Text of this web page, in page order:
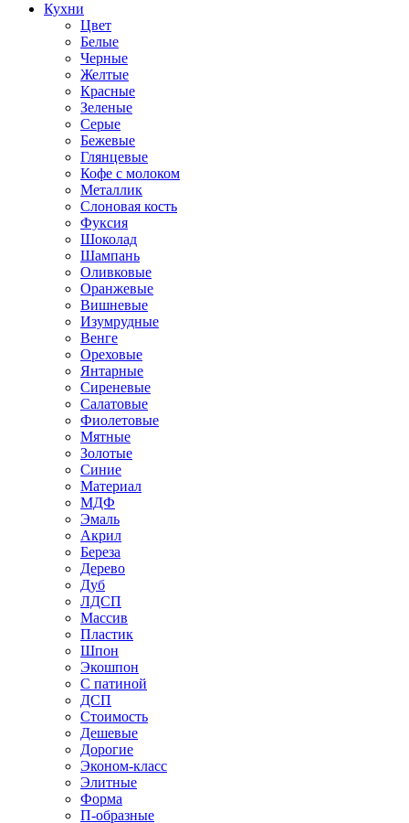
Кухни
Цвет
Белые
Черные
Желтые
Красные
Зеленые
Серые
Бежевые
Глянцевые
Кофе с молоком
Металлик
Слоновая кость
Фуксия
Шоколад
Шампань
Оливковые
Оранжевые
Вишневые
Изумрудные
Венге
Ореховые
Янтарные
Сиреневые
Салатовые
Фиолетовые
Мятные
Золотые
Синие
Материал
МДФ
Эмаль
Акрил
Береза
Дерево
Дуб
ЛДСП
Массив
Пластик
Шпон
Экошпон
С патиной
ДСП
Стоимость
Дешевые
Дорогие
Эконом-класс
Элитные
Форма
П-образные